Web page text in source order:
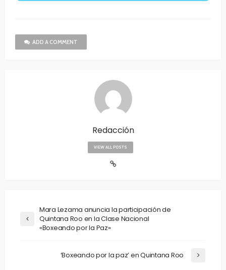
ADD A COMMENT
Redacción
VIEW ALL POSTS
Mara Lezama anuncia la participación de
Quintana Roo en la Clase Nacional
«Boxeando por la Paz»
‘Boxeando por la paz’ en Quintana Roo